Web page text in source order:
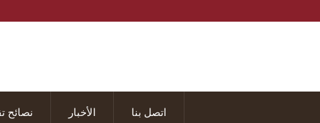
نصائح الأخبار اتصل بنا